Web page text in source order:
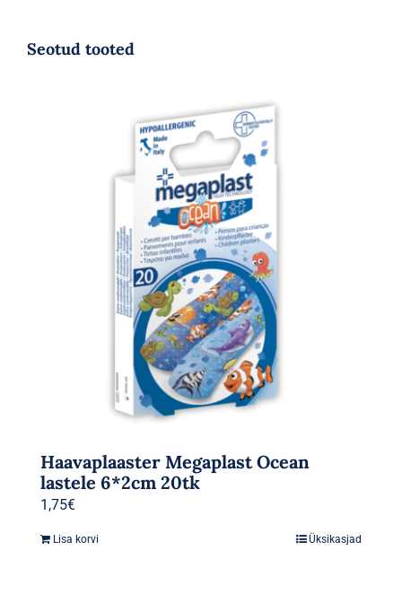
Seotud tooted
Haavaplaaster Megaplast Ocean
lastele 6*2cm 20tk
1,75€
Lisa korvi Üksikasjad